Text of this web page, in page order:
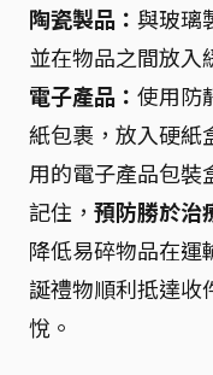
陶瓷製品： 與玻璃
並在物品之間放入
電子產品： 使用防
紙包裹，放入硬紙
用的電子產品包裝
記住， 預防勝於治
降低易碎物品在運
誕禮物順利抵達收
悅。